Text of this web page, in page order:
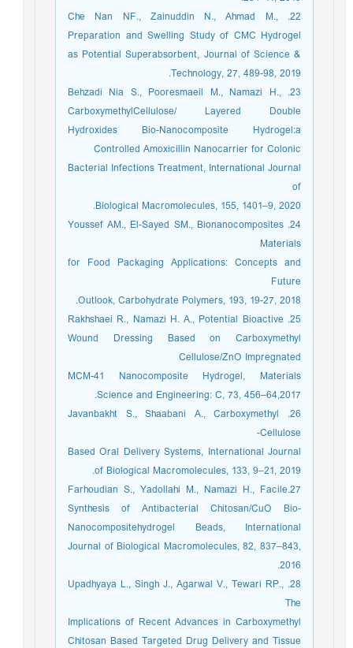
22. Che Nan NF., Zainuddin N., Ahmad M.,
Preparation and Swelling Study of CMC Hydrogel
as Potential Superabsorbent, Journal of Science &
Technology, 27, 489-98, 2019.
23. Behzadi Nia S., Pooresmaeil M., Namazi H.,
CarboxymethylCellulose/ Layered Double
Hydroxides Bio-Nanocomposite Hydrogel:a
Controlled Amoxicillin Nanocarrier for Colonic
Bacterial Infections Treatment, International Journal
of
Biological Macromolecules, 155, 1401–9, 2020.
24. Youssef AM., El-Sayed SM., Bionanocomposites
Materials
for Food Packaging Applications: Concepts and
Future
Outlook, Carbohydrate Polymers, 193, 19-27, 2018.
25. Rakhshaei R., Namazi H. A., Potential Bioactive
Wound Dressing Based on Carboxymethyl
Cellulose/ZnO Impregnated
MCM-41 Nanocomposite Hydrogel, Materials
Science and Engineering: C, 73, 456–64,2017.
26. Javanbakht S., Shaabani A., Carboxymethyl
Cellulose-
Based Oral Delivery Systems, International Journal
of Biological Macromolecules, 133, 9–21, 2019.
27.Farhoudian S., Yadollahi M., Namazi H., Facile
Synthesis of Antibacterial Chitosan/CuO Bio-
Nanocompositehydrogel Beads, International
Journal of Biological Macromolecules, 82, 837–843,
2016.
28. Upadhyaya L., Singh J., Agarwal V., Tewari RP.,
The
Implications of Recent Advances in Carboxymethyl
Chitosan Based Targeted Drug Delivery and Tissue